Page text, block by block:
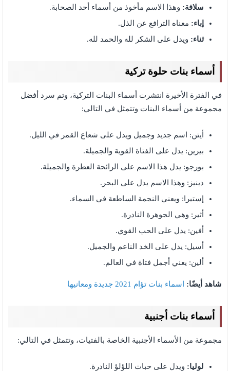
سلافة: وهذا الاسم مأخوذ من أسماء أحد الصحابة.
إباء: معناه الترافع عن الذل.
ثناء: ويدل على الشكر لله والحمد لله.
أسماء بنات حلوة تركية
في الفترة الأخيرة انتشرت أسماء البنات التركية، وتم سرد أفضل
مجموعة من أسماء البنات وتتمثل في التالي:
أيتن: اسم جديد وجميل ويدل على شعاع القمر في الليل.
بيرين: يدل على الفتاة القوية والجميلة.
بورجو: يدل هذا الاسم على الرائحة العطرة والجميلة.
دينيز: وهذا الاسم يدل على البحر.
إستيرا: ويعني النجمة الساطعة في السماء.
أثير: وهي الجوهرة النادرة.
أفين: يدل على الحب القوي.
أسيل: يدل على الخد الناعم والجميل.
ألين: يعني أجمل فتاة في العالم.
شاهد أيضًا: اسماء بنات تؤام 2021 جديدة ومعانيها
أسماء بنات أجنبية
مجموعة من الأسماء الأجنبية الخاصة بالفتيات، وتتمثل في التالي:
لوليا: ويدل على حبات اللؤلؤ النادرة.